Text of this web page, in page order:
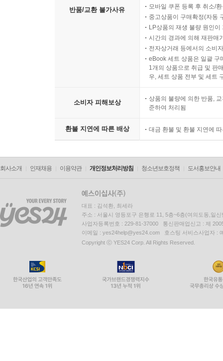
Pretrained Models 60
Vision AI 61
Natural Language AI 62
반품/교환 불가사유
모바일 쿠폰 등록 후 취소/
중고상품이 구매확정(자동
LP상품의 재생 불량 원인
시간의 경과에 의해 재판매
전자상거래 등에서의 소비
eBook 세트 상품은 일괄 구
1개의 상품으로 취급 및 판
우, 세트 상품 전부 및 세트
소비자 피해보상
상품의 불량에 의한 반품,
준하여 처리됨
환불 지연에 따른 배상 대금 환불 및 환불 지연에
회사소개 인재채용 이용약관 개인정보처리방침 청소년보호정책 도서홍보안내
대표 : 김석환, 최세라
주소 : 서울시 영등포구 은행로 11, 5층~6층(여의도동,일신
사업자등록번호 : 229-81-37000 통신판매업신고 : 제
이메일 : yes24help@yes24.com 호스팅 서비스사업자 :
Copyright ⓒ YES24 Corp. All Rights Reserved.